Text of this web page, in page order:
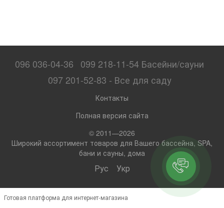
096 036-04-36
099 218-11-54 Басейни/сауни
097 201-52-83 - Все для саду
Контакты
Полная версия сайта
© 2011—2026
Широкий ассортимент товаров для Вашего бассейна, SPA,
бани и сауны, дома
Рус Укр
Готовая платформа для интернет-магазина